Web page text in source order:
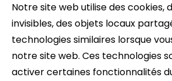
Notre site web utilise des cookies,
invisibles, des objets locaux
technologies similaires lorsque
notre site web. Ces technologies
activer certaines fonctionnalités